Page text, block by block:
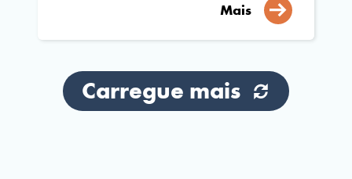
Mais
Carregue mais